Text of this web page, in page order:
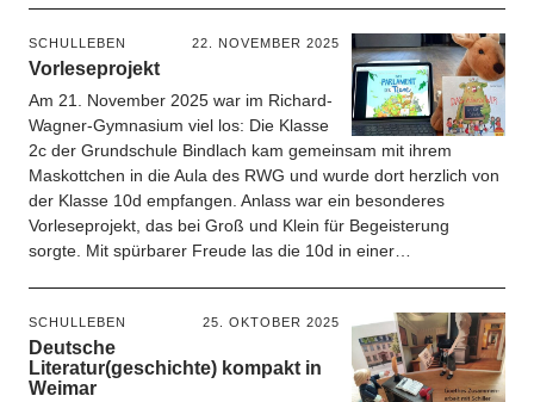
SCHULLEBEN 22. NOVEMBER 2025
Vorleseprojekt
Am 21. November 2025 war im Richard-
Wagner-Gymnasium viel los: Die Klasse
2c der Grundschule Bindlach kam gemeinsam mit ihrem
Maskottchen in die Aula des RWG und wurde dort herzlich von
der Klasse 10d empfangen. Anlass war ein besonderes
Vorleseprojekt, das bei Groß und Klein für Begeisterung
sorgte. Mit spürbarer Freude las die 10d in einer…
SCHULLEBEN 25. OKTOBER 2025
Deutsche
Literatur(geschichte) kompakt in
Weimar